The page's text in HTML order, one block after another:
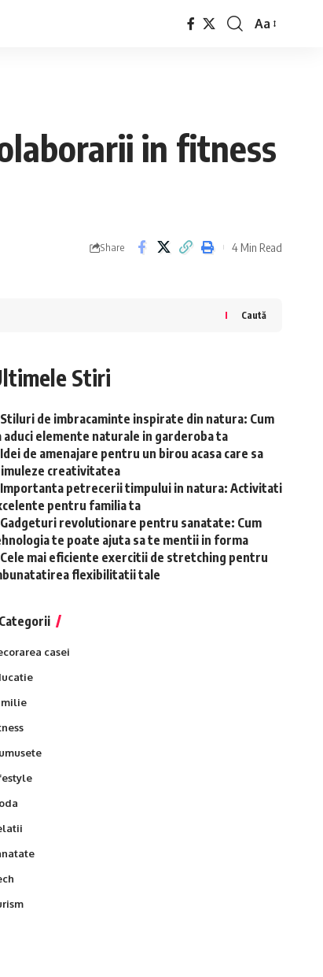
Font
Aa
in fitness
Share 4 Min Read
Caută
Stiri
Stiluri de imbracaminte inspirate din natura: Cum
aduci elemente naturale in garderoba ta
Idei de amenajare pentru un birou acasa care sa
creativitatea
Importanta petrecerii timpului in natura: Activitati
pentru familia ta
Gadgeturi revolutionare pentru sanatate: Cum
te poate ajuta sa te mentii in forma
Cele mai eficiente exercitii de stretching pentru
flexibilitatii tale
Categorii
casei